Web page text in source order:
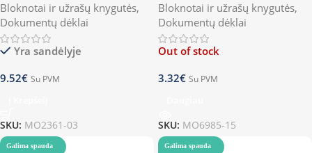
Bloknotai ir užrašų knygutės,
Dokumentų dėklai
Yra sandėlyje
9.52€ Su PVM
SKU: MO2361-03
Bloknotai ir užrašų knygutės,
Dokumentų dėklai
Out of stock
3.32€ Su PVM
SKU: MO6985-15
Galima spauda Galima spauda